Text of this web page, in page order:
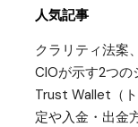
人気記事
クラリティ法案
CIOが示す2つの
Trust Wallet（
定や入金・出金